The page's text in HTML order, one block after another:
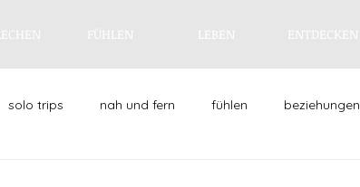
FÜHLEN LEBEN ENTDECKEN
solo trips nah und fern fühlen beziehungen